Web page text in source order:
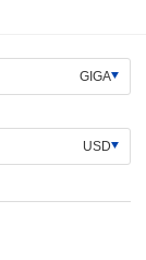
GIGA
USD
기로 예정된 중요
확장성과 성능을
을 도입할 것입니
트너십을 진행 중
욱 확장할 것입
넌스 향상을 강조
해 진행 상황이 추
입지를 확고히